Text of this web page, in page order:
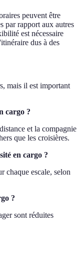
peuvent être
par rapport aux autres
est nécessaire
dus à des
mais il est important
cargo ?
et la compagnie
que les croisières.
en cargo ?
chaque escale, selon
?
sont réduites